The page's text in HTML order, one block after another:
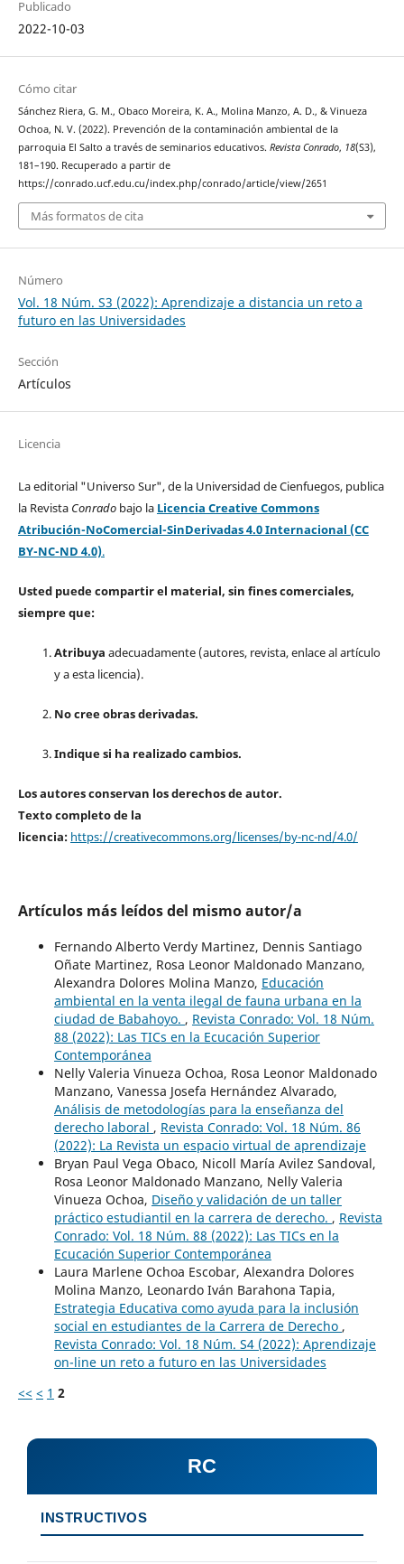
Publicado
2022-10-03
Cómo citar
Sánchez Riera, G. M., Obaco Moreira, K. A., Molina Manzo, A. D., & Vinueza
Ochoa, N. V. (2022). Prevención de la contaminación ambiental de la
parroquia El Salto a través de seminarios educativos. Revista Conrado, 18(S3),
181–190. Recuperado a partir de
https://conrado.ucf.edu.cu/index.php/conrado/article/view/2651
Más formatos de cita
Número
Vol. 18 Núm. S3 (2022): Aprendizaje a distancia un reto a
futuro en las Universidades
Sección
Artículos
Licencia
La editorial "Universo Sur", de la Universidad de Cienfuegos, publica
la Revista Conradobajo la Licencia Creative Commons
Atribución-NoComercial-SinDerivadas 4.0 Internacional (CC
BY-NC-ND 4.0).
Usted puede compartir el material, sin fines comerciales,
siempre que:
Atribuya adecuadamente (autores, revista, enlace al artículo
y a esta licencia).
No cree obras derivadas.
Indique si ha realizado cambios.
Los autores conservan los derechos de autor.
Texto completo de la
licencia: https://creativecommons.org/licenses/by-nc-nd/4.0/
Artículos más leídos del mismo autor/a
Fernando Alberto Verdy Martinez, Dennis Santiago
Oñate Martinez, Rosa Leonor Maldonado Manzano,
Alexandra Dolores Molina Manzo, Educación
ambiental en la venta ilegal de fauna urbana en la
ciudad de Babahoyo. , Revista Conrado: Vol. 18 Núm.
88 (2022): Las TICs en la Ecucación Superior
Contemporánea
Nelly Valeria Vinueza Ochoa, Rosa Leonor Maldonado
Manzano, Vanessa Josefa Hernández Alvarado,
Análisis de metodologías para la enseñanza del
derecho laboral , Revista Conrado: Vol. 18 Núm. 86
(2022): La Revista un espacio virtual de aprendizaje
Bryan Paul Vega Obaco, Nicoll María Avilez Sandoval,
Rosa Leonor Maldonado Manzano, Nelly Valeria
Vinueza Ochoa, Diseño y validación de un taller
práctico estudiantil en la carrera de derecho. , Revista
Conrado: Vol. 18 Núm. 88 (2022): Las TICs en la
Ecucación Superior Contemporánea
Laura Marlene Ochoa Escobar, Alexandra Dolores
Molina Manzo, Leonardo Iván Barahona Tapia,
Estrategia Educativa como ayuda para la inclusión
social en estudiantes de la Carrera de Derecho ,
Revista Conrado: Vol. 18 Núm. S4 (2022): Aprendizaje
on-line un reto a futuro en las Universidades
<< < 1 2
RC
INSTRUCTIVOS